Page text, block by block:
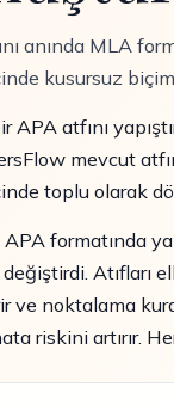
anında MLA
kusursuz
APA atfını
mevcut
toplu olarak
formatında
Atıfları
ve noktalama
riskini artırır.